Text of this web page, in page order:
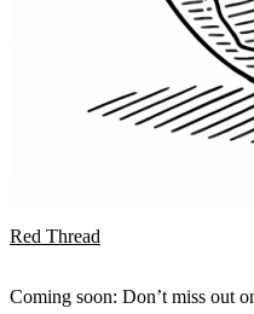
Red Thread
Coming soon: Don’t miss out